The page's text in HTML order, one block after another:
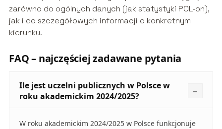
zarówno do ogólnych danych (jak statystyki POL‑on),
jak i do szczegółowych informacji o konkretnym
kierunku.
FAQ – najczęściej zadawane pytania
Ile jest uczelni publicznych w Polsce w
roku akademickim 2024/2025?
W roku akademickim 2024/2025 w Polsce funkcjonuje